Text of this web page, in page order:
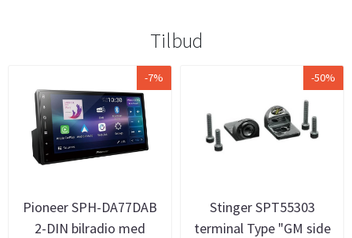
Tilbud
-7%
Pioneer SPH-DA77DAB
2-DIN bilradio med
-50%
Stinger SPT55303
terminal Type "GM side